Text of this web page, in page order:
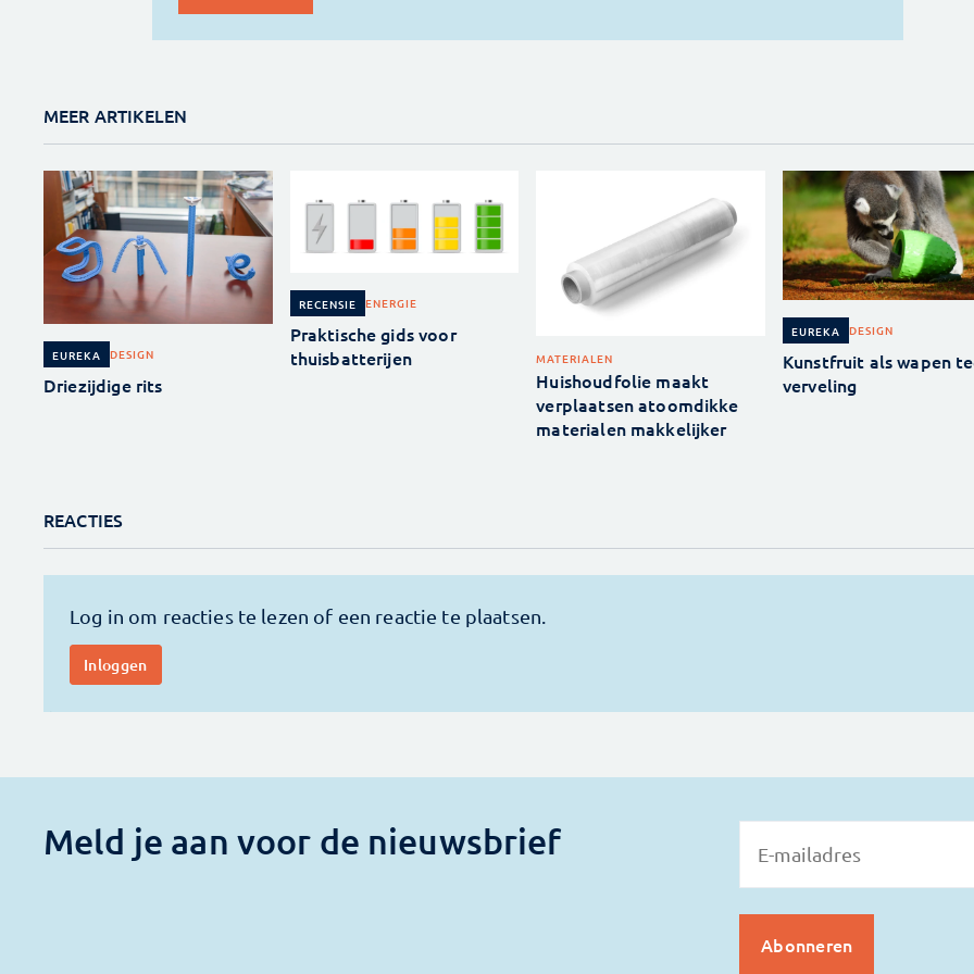
MEER ARTIKELEN
EUREKA DESIGN
Driezijdige rits
RECENSIE ENERGIE
Praktische gids voor
thuisbatterijen
MATERIALEN
Huishoudfolie maakt
verplaatsen atoomdikke
materialen makkelijker
EUREKA DESIGN
Kunstfruit als wapen
verveling
REACTIES
Meld je aan voor de nieuwsbrief